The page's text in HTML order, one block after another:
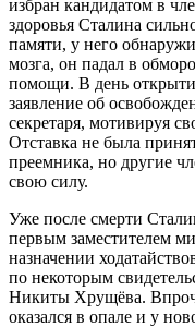
избран кандидатом в
здоровья Сталина
памяти, у него
мозга, он падал в
помощи. В день
заявление об
секретаря, мотивируя
Отставка не была
преемника, но другие
свою силу.
Уже после смерти
первым заместителем
назначении
по некоторым
Никиты Хрущёва.
оказался в опале и у